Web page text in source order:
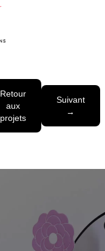
Retour
aux
projets
Suivant
→